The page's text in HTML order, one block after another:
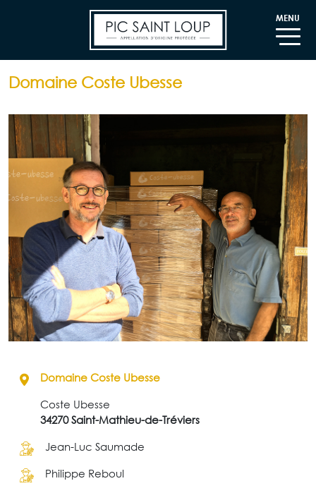
MENU
Domaine Coste Ubesse
Domaine Coste Ubesse
Coste Ubesse
34270 Saint-Mathieu-de-Tréviers
Jean-Luc Saumade
Philippe Reboul